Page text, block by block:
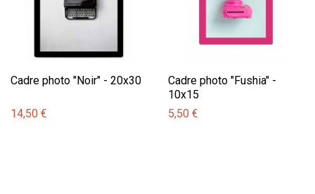
Cadre photo "Noir" - 20x30
14,50 €
Cadre photo "Fushia" -
10x15
5,50 €